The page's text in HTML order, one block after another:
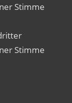
Stimme
Stimme